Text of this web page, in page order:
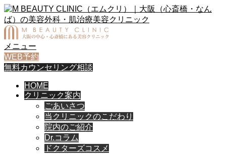
メニュー
WEB予約
無料カウンセリング相談
HOME
クリニック案内
ごあいさつ
当クリニックのこだわり
院内のご紹介
Dr.コラム
ドクターズコスメ